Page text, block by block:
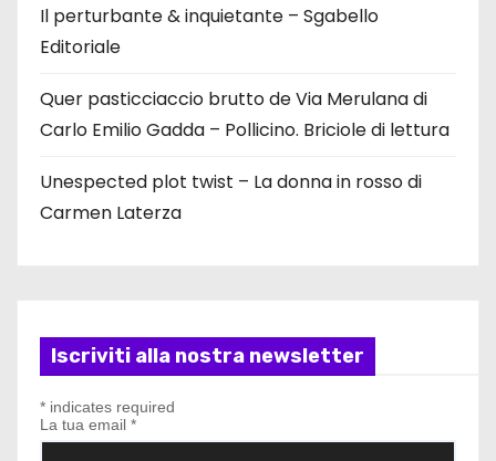
Il perturbante & inquietante – Sgabello
Editoriale
Quer pasticciaccio brutto de Via Merulana di
Carlo Emilio Gadda – Pollicino. Briciole di lettura
Unespected plot twist – La donna in rosso di
Carmen Laterza
Iscriviti alla nostra newsletter
* indicates required
La tua email *